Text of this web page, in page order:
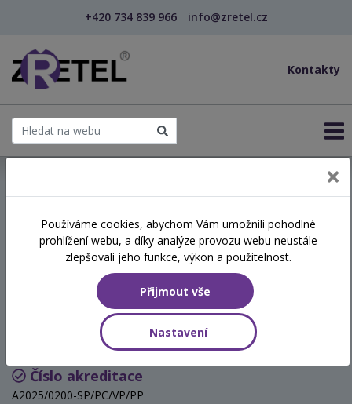
+420 734 839 966 info@zretel.cz
Kontakty
Manipulace a jak s ní
pracovat
Hodinová dotace
8 vyučovacích hodin
Číslo akreditace
A2025/0200-SP/PC/VP/PP
Používáme cookies, abychom Vám umožnili pohodlné
prohlížení webu, a díky analýze provozu webu neustále
zlepšovali jeho funkce, výkon a použitelnost.
Přijmout vše
Nastavení